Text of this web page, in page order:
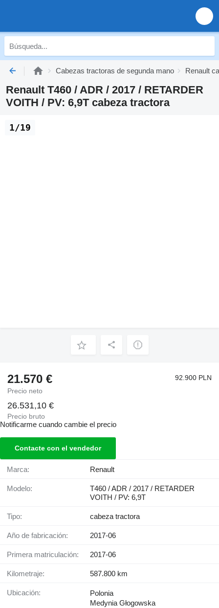
Cabezas tractoras de segunda mano Renault
Renault T460 / ADR / 2017 / RETARDER
VOITH / PV: 6,9T cabeza tractora
1/19
21.570 €
Precio neto
92.900 PLN
26.531,10 €
Precio bruto
Notificarme cuando cambie el precio
Contacte con el vendedor
Marca: Renault
Modelo:
T460 / ADR / 2017 / RETARDER
VOITH / PV: 6,9T
Tipo: cabeza tractora
Año de fabricación: 2017-06
Primera matriculación: 2017-06
Kilometraje: 587.800 km
Ubicación:
Polonia
Medynia Głogowska